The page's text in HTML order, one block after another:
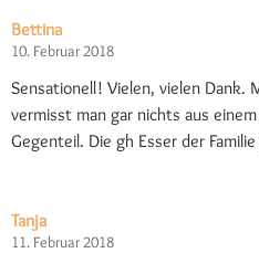
Bettina
10. Februar 2018
Sensationell! Vielen, vielen Dank.
vermisst man gar nichts aus
Gegenteil. Die gh Esser der
Tanja
11. Februar 2018